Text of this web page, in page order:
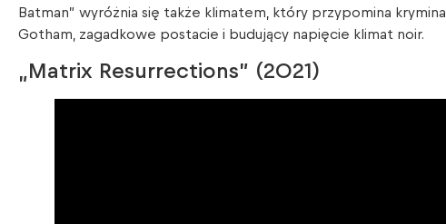
Batman” wyróżnia się także klimatem, który przypomina
Gotham, zagadkowe postacie i budujący napięcie klimat noir.
„Matrix Resurrections” (2021)